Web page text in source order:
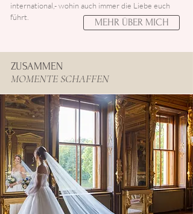
international,- wohin auch immer die Liebe euch
führt.
MEHR ÜBER MICH
ZUSAMMEN
MOMENTE SCHAFFEN